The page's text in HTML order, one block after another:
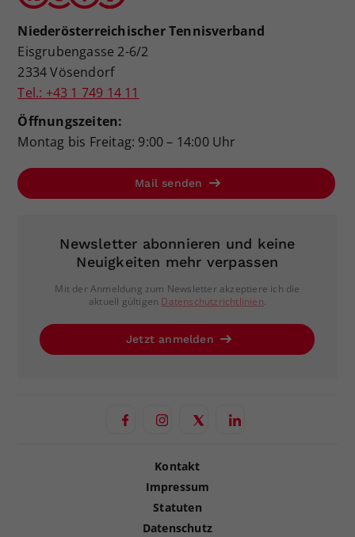
Niederösterreichischer Tennisverband
Eisgrubengasse 2-6/2
2334 Vösendorf
Tel.: +43 1 749 14 11
Öffnungszeiten:
Montag bis Freitag: 9:00 – 14:00 Uhr
Mail senden
Newsletter abonnieren und keine
Neuigkeiten mehr verpassen
Mit der Anmeldung zum Newsletter akzeptiere ich die
aktuell gültigen Datenschutzrichtlinien.
Jetzt anmelden
Kontakt
Impressum
Statuten
Datenschutz